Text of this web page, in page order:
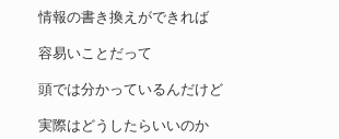
情報の書き換えができれば
容易いことだって
頭では分かっているんだけど
実際はどうしたらいいのか